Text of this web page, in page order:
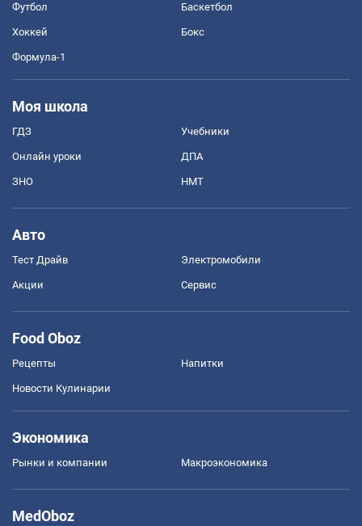
Футбол Баскетбол
Хоккей Бокс
Формула-1
Моя школа
ГДЗ Учебники
Онлайн уроки ДПА
ЗНО НМТ
Авто
Тест Драйв Электромобили
Акции Сервис
Food Oboz
Рецепты Напитки
Новости Кулинарии
Экономика
Рынки и компании Mакроэкономика
MedOboz